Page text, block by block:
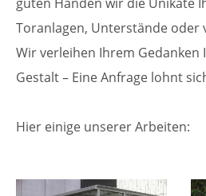
Toranlagen, Unterstände oder
Wir verleihen Ihrem
Gestalt – Eine Anfrage lohnt
Hier einige unserer Arbeiten: